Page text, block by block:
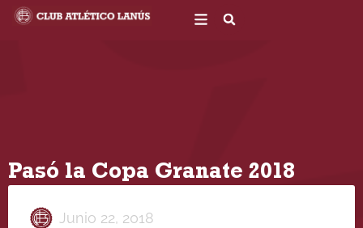
Pasó la Copa Granate 2018
Junio 22, 2018